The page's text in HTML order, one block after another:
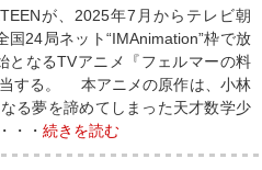
が、2025年7月からテレビ朝
国24局ネット“IMAnimation”枠で放
となるTVアニメ『フェルマーの料
する。 本アニメの原作は、小林
る夢を諦めてしまった天才数学少
・・ 続きを読む